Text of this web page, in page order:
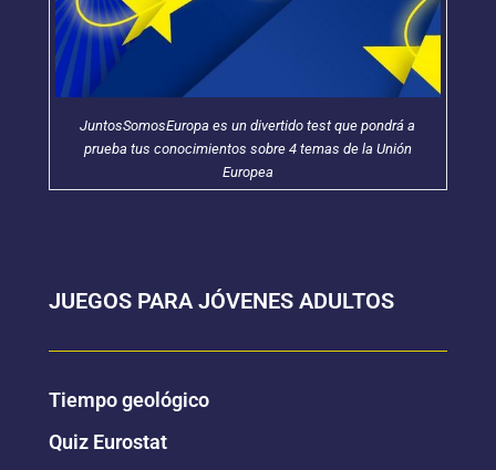
JuntosSomosEuropa es un divertido test que pondrá a
prueba tus conocimientos sobre 4 temas de la Unión
Europea
JUEGOS PARA JÓVENES ADULTOS
Tiempo geológico
Quiz Eurostat